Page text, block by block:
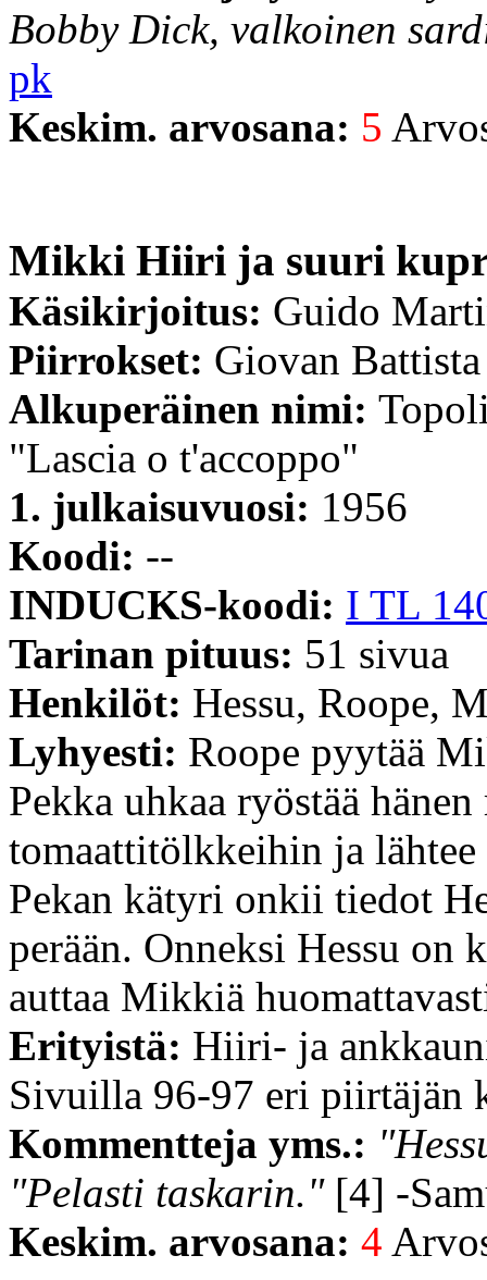
Bobby Dick, valkoinen
pk
Keskim. arvosana: 5
Mikki Hiiri ja suuri
Käsikirjoitus: Guido
Piirrokset: Giovan
Alkuperäinen nimi:
"Lascia o t'accoppo"
1. julkaisuvuosi: 1956
Koodi: --
INDUCKS-koodi: I TL
Tarinan pituus: 51 sivua
Henkilöt: Hessu, Roope,
Lyhyesti: Roope pyytää
Pekka uhkaa ryöstää
tomaattitölkkeihin ja
Pekan kätyri onkii tiedot
perään. Onneksi Hessu on
auttaa Mikkiä
Erityistä: Hiiri- ja
Sivuilla 96-97 eri piirtäjän
Kommentteja yms.:
"Pelasti taskarin."[4] -
Keskim. arvosana: 4